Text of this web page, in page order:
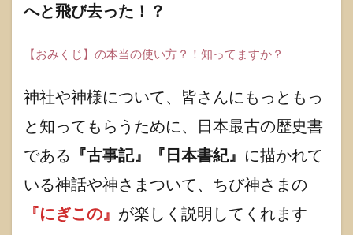
トタケ
ルノの
伝」草
れ、白
って大
飛び去
た！？
1.0.0.1
へと飛び去った！？
【おみくじ】の本当の使い方？！知ってますか？
神社や神様について、皆さんにもっともっ
と知ってもらうために、日本最古の歴史書
である 『古事記』『日本書紀』 に描かれて
いる神話や神さまついて、ちび神さまの
『にぎこの』 が楽しく説明してくれます